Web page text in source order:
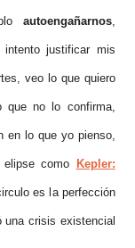
autoengañarnos,
intento justificar mis
veo lo que quiero
no lo confirma,
en lo que yo pienso,
elipse como Kepler:
es la perfección
crisis existencial